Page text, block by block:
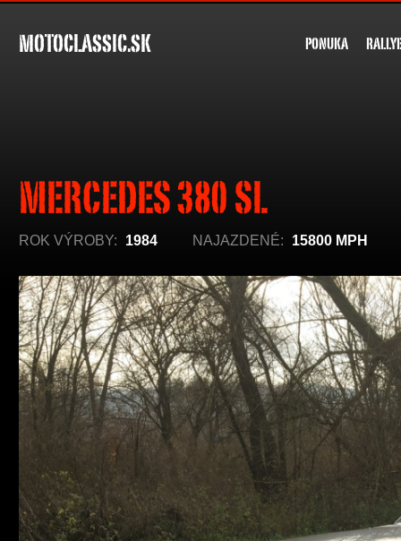
MOTOCLASSIC.SK PONUKA
MERCEDES 380 SL
ROK VÝROBY: 1984 NAJAZDENÉ: 15800 MPH